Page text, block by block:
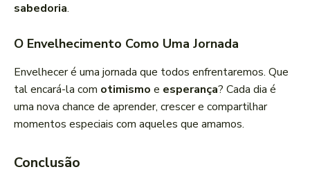
sabedoria.
O Envelhecimento Como Uma Jornada
Envelhecer é uma jornada que todos enfrentaremos. Que
tal encará-la com otimismo e esperança? Cada dia é
uma nova chance de aprender, crescer e compartilhar
momentos especiais com aqueles que amamos.
Conclusão